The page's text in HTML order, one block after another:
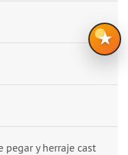
pegar y herraje cast
★